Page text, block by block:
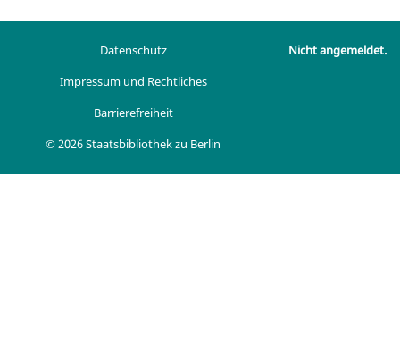
Datenschutz
Impressum und Rechtliches
Barrierefreiheit
© 2026 Staatsbibliothek zu Berlin
Nicht angemeldet.